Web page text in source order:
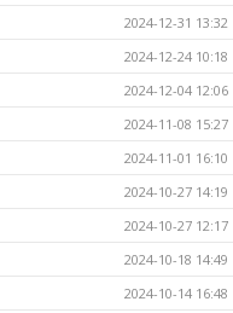
2024-12-31 13:32
2024-12-24 10:18
2024-12-04 12:06
2024-11-08 15:27
2024-11-01 16:10
2024-10-27 14:19
2024-10-27 12:17
2024-10-18 14:49
2024-10-14 16:48